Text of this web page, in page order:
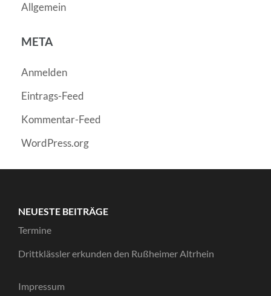
Allgemein
META
Anmelden
Eintrags-Feed
Kommentar-Feed
WordPress.org
NEUESTE BEITRÄGE
Termine
Drittklässler erkunden den Rußheimer Altrhein
Impressum